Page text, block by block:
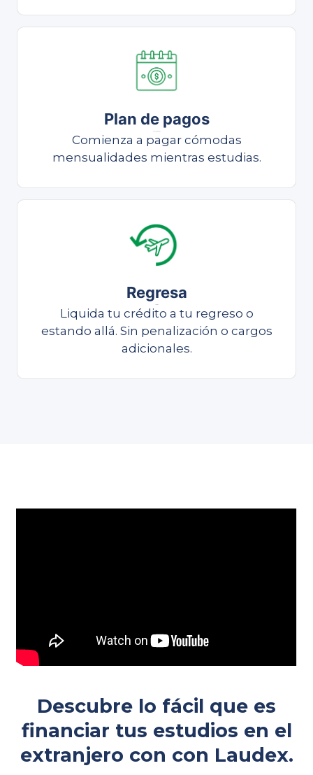
Plan de pagos
Comienza a pagar cómodas
mensualidades mientras estudias.
Regresa
Liquida tu crédito a tu regreso o
estando allá. Sin penalización o cargos
adicionales.
Descubre lo fácil que es
financiar tus estudios en el
extranjero con con Laudex.